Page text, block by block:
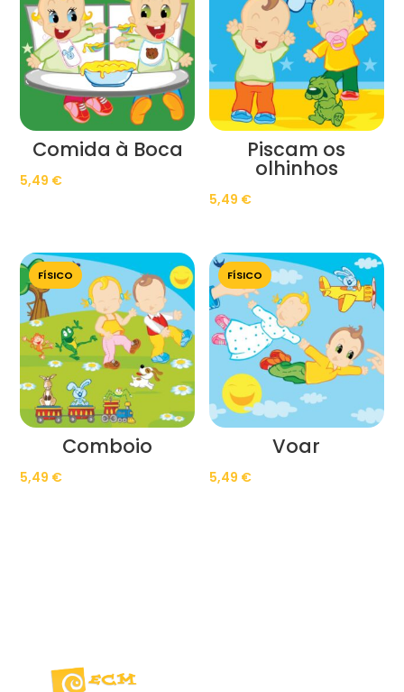
Comida à Boca
5,49 €
Piscam os
olhinhos
5,49 €
FÍSICO
Comboio
5,49 €
FÍSICO
Voar
5,49 €